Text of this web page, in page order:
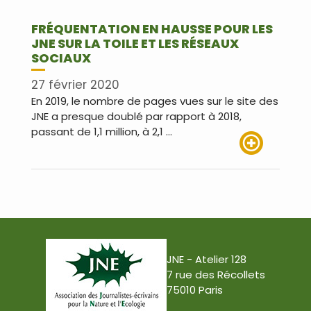
FRÉQUENTATION EN HAUSSE POUR LES
JNE SUR LA TOILE ET LES RÉSEAUX
SOCIAUX
27 février 2020
En 2019, le nombre de pages vues sur le site des
JNE a presque doublé par rapport à 2018,
passant de 1,1 million, à 2,1 …
JNE - Atelier 128
7 rue des Récollets
75010 Paris